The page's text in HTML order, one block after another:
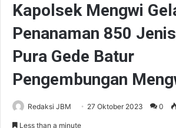
Kapolsek Mengwi
Penanaman 850
Pura Gede Batur
Pengembungan
Redaksi JBM 27 Oktober 2023 0
Less than a minute